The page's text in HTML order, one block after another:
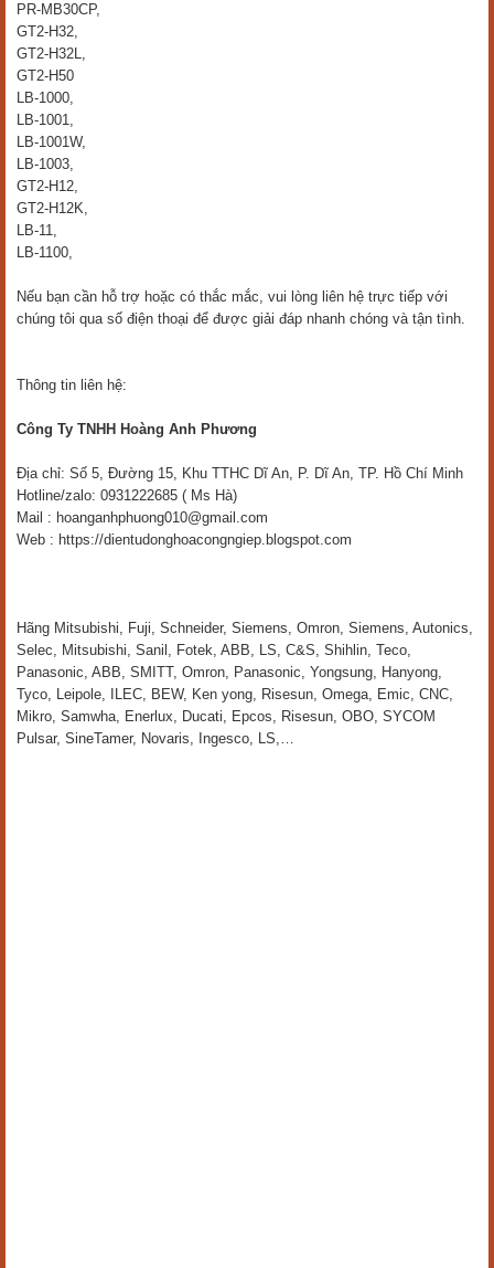
PR-MB30CP,
GT2-H32,
GT2-H32L,
GT2-H50
LB-1000,
LB-1001,
LB-1001W,
LB-1003,
GT2-H12,
GT2-H12K,
LB-11,
LB-1100,
Nếu bạn cần hỗ trợ hoặc có thắc mắc, vui lòng liên hệ trực tiếp với
chúng tôi qua số điện thoại để được giải đáp nhanh chóng và tận tình.
Thông tin liên hệ:
Công Ty TNHH Hoàng Anh Phương
Địa chỉ: Số 5, Đường 15, Khu TTHC Dĩ An, P. Dĩ An, TP. Hồ Chí Minh
Hotline/zalo: 0931222685 ( Ms Hà)
Mail : hoanganhphuong010@gmail.com
Web : https://dientudonghoacongngiep.blogspot.com
Hãng Mitsubishi, Fuji, Schneider, Siemens, Omron, Siemens, Autonics,
Selec, Mitsubishi, Sanil, Fotek, ABB, LS, C&S, Shihlin, Teco,
Panasonic, ABB, SMITT, Omron, Panasonic, Yongsung, Hanyong,
Tyco, Leipole, ILEC, BEW, Ken yong, Risesun, Omega, Emic, CNC,
Mikro, Samwha, Enerlux, Ducati, Epcos, Risesun, OBO, SYCOM
Pulsar, SineTamer, Novaris, Ingesco, LS,…